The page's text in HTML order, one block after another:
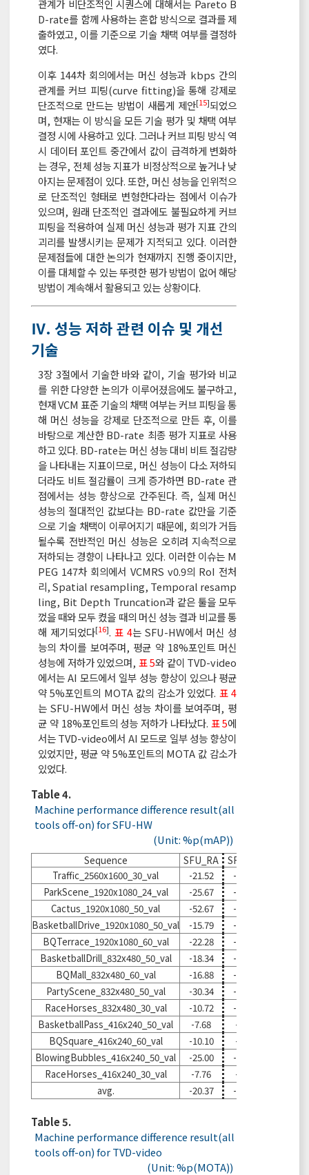
관계가 비단조적인 시퀀스에 대해서는 Pareto B
D-rate를 함께 사용하는 혼합 방식으로 결과를 제
출하였고, 이를 기준으로 기술 채택 여부를 결정하
였다.
이후 144차 회의에서는 머신 성능과 kbps 간의
관계를 커브 피팅(curve fitting)을 통해 강제로
단조적으로 만드는 방법이 새롭게 제안[15]되었으
며, 현재는 이 방식을 모든 기술 평가 및 채택 여부
결정 시에 사용하고 있다. 그러나 커브 피팅 방식 역
시 데이터 포인트 중간에서 값이 급격하게 변화하
는 경우, 전체 성능 지표가 비정상적으로 높거나 낮
아지는 문제점이 있다. 또한, 머신 성능을 인위적으
로 단조적인 형태로 변형한다라는 점에서 이슈가
있으며, 원래 단조적인 결과에도 불필요하게 커브
피팅을 적용하여 실제 머신 성능과 평가 지표 간의
괴리를 발생시키는 문제가 지적되고 있다. 이러한
문제점들에 대한 논의가 현재까지 진행 중이지만,
이를 대체할 수 있는 뚜렷한 평가 방법이 없어 해당
방법이 계속해서 활용되고 있는 상황이다.
Ⅳ. 성능 저하 관련 이슈 및 개선
기술
3장 3절에서 기술한 바와 같이, 기술 평가와 비교
를 위한 다양한 논의가 이루어졌음에도 불구하고,
현재 VCM 표준 기술의 채택 여부는 커브 피팅을 통
해 머신 성능을 강제로 단조적으로 만든 후, 이를
바탕으로 계산한 BD-rate 최종 평가 지표로 사용
하고 있다. BD-rate는 머신 성능 대비 비트 절감량
을 나타내는 지표이므로, 머신 성능이 다소 저하되
더라도 비트 절감률이 크게 증가하면 BD-rate 관
점에서는 성능 향상으로 간주된다. 즉, 실제 머신
성능의 절대적인 값보다는 BD-rate 값만을 기준
으로 기술 채택이 이루어지기 때문에, 회의가 거듭
될수록 전반적인 머신 성능은 오히려 지속적으로
저하되는 경향이 나타나고 있다. 이러한 이슈는 M
PEG 147차 회의에서 VCMRS v0.9의 RoI 전처
리, Spatial resampling, Temporal resamp
ling, Bit Depth Truncation과 같은 툴을 모두
껐을 때와 모두 켰을 때의 머신 성능 결과 비교를 통
해 제기되었다[16].표 4는 SFU-HW에서 머신 성
능의 차이를 보여주며, 평균 약 18%포인트 머신
성능에 저하가 있었으며, 표 5와 같이 TVD-video
에서는 AI 모드에서 일부 성능 향상이 있으나 평균
약 5%포인트의 MOTA 값의 감소가 있었다. 표 4
는 SFU-HW에서 머신 성능 차이를 보여주며, 평
균 약 18%포인트의 성능 저하가 나타났다. 표 5에
서는 TVD-video에서 AI 모드로 일부 성능 향상이
있었지만, 평균 약 5%포인트의 MOTA 값 감소가
있었다.
Table 4.
Machine performance difference result(all
tools off-on) for SFU-HW
(Unit: %p(mAP))
Sequence SFU_RA SFU_LD
Traffic_2560x1600_30_val
-21.52 -17.40
ParkScene_1920x1080_24_val
-25.67 -18.78
Cactus_1920x1080_50_val
-52.67 -42.86
BasketballDrive_1920x1080_50_val
-15.79 -15.37
BQTerrace_1920x1080_60_val
-22.28 -19.79
BasketballDrill_832x480_50_val
-18.34 -16.78
BQMall_832x480_60_val
-16.88 -18.85
PartyScene_832x480_50_val
-30.34 -23.90
RaceHorses_832x480_30_val
-10.72 -10.92
BasketballPass_416x240_50_val
-7.68 -8.26
BQSquare_416x240_60_val
-10.10 -8.93
BlowingBubbles_416x240_50_val
-25.00 -21.47
RaceHorses_416x240_30_val
-7.76 -7.42
avg.
-20.37 -17.75
Table 5.
Machine performance difference result(all
tools off-on) for TVD-video
(Unit: %p(MOTA))